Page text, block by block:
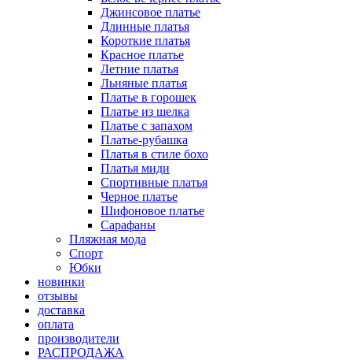
Джинсовое платье
Длинные платья
Короткие платья
Красное платье
Летние платья
Льняные платья
Платье в горошек
Платье из шелка
Платье с запахом
Платье-рубашка
Платья в стиле бохо
Платья миди
Спортивные платья
Черное платье
Шифоновое платье
Сарафаны
Пляжная мода
Спорт
Юбки
новинки
отзывы
доставка
оплата
производители
РАСПРОДАЖА